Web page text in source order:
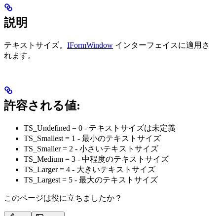
説明
テキストサイズ。 IFormWindow インターフェイスに適用さ
れます。
許容される値:
TS_Undefined = 0 - テキストサイズは未定義
TS_Smallest = 1 - 最小のテキストサイズ
TS_Smaller = 2 - 小さいテキストサイズ
TS_Medium = 3 - 中程度のテキストサイズ
TS_Larger = 4 - 大きいテキストサイズ
TS_Largest = 5 - 最大のテキストサイズ
このページは役に立ちましたか？